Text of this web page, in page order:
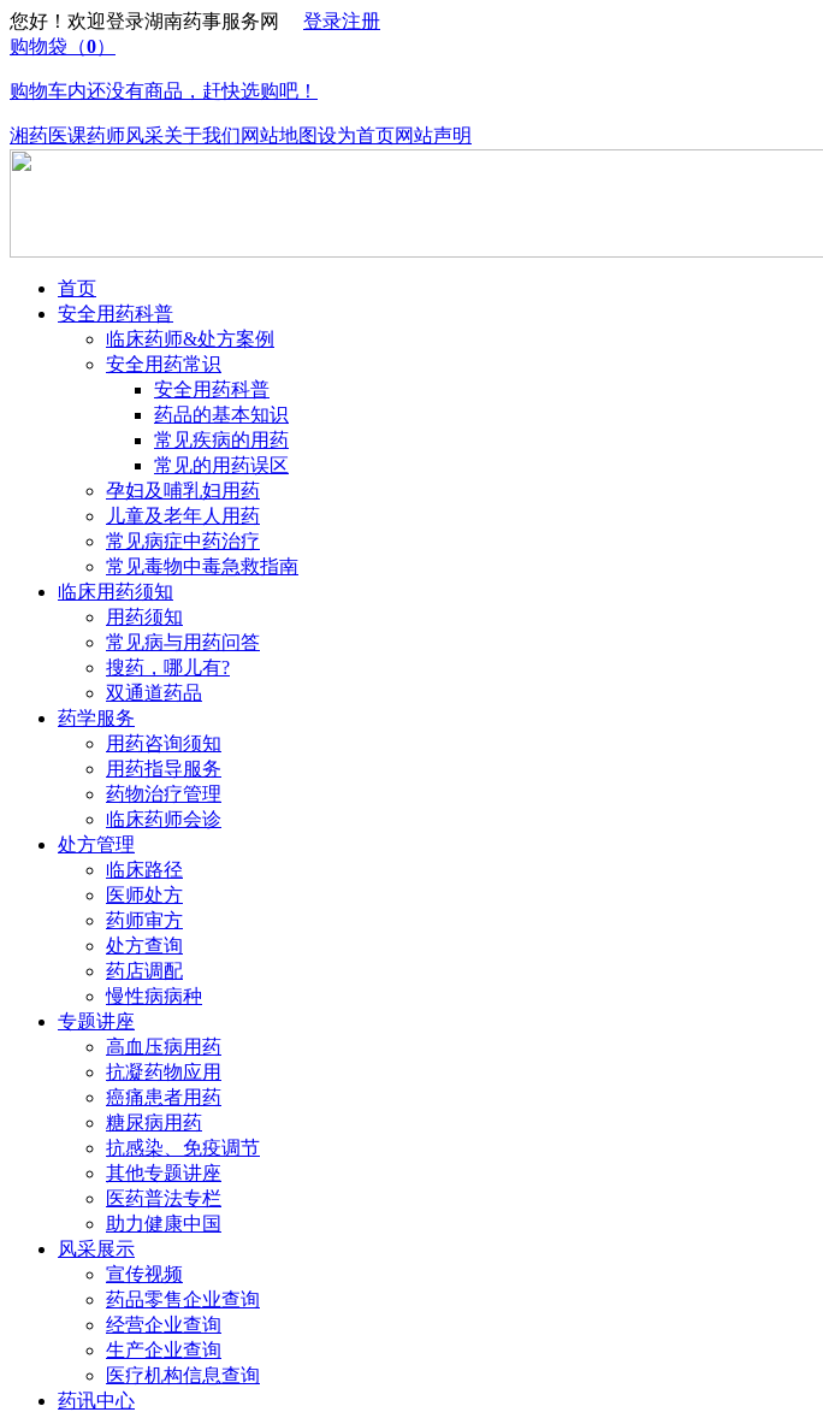
您好！欢迎登录湖南药事服务网 登录注册
购物袋 （0）
购物车内还没有商品，赶快选购吧！
湘药医课药师风采关于我们网站地图设为首页网站声明
首页
安全用药科普
临床药师&处方案例
安全用药常识
安全用药科普
药品的基本知识
常见疾病的用药
常见的用药误区
孕妇及哺乳妇用药
儿童及老年人用药
常见病症中药治疗
常见毒物中毒急救指南
临床用药须知
用药须知
常见病与用药问答
搜药，哪儿有?
双通道药品
药学服务
用药咨询须知
用药指导服务
药物治疗管理
临床药师会诊
处方管理
临床路径
医师处方
药师审方
处方查询
药店调配
慢性病病种
专题讲座
高血压病用药
抗凝药物应用
癌痛患者用药
糖尿病用药
抗感染、免疫调节
其他专题讲座
医药普法专栏
助力健康中国
风采展示
宣传视频
药品零售企业查询
经营企业查询
生产企业查询
医疗机构信息查询
药讯中心